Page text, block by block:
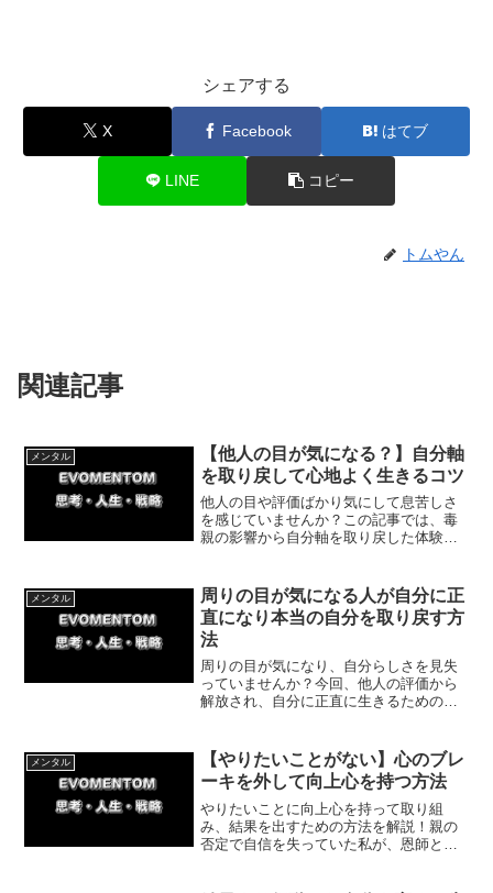
シェアする
X Facebook はてブ
LINE コピー
トムやん
関連記事
メンタル
【他人の目が気になる？】自分軸
を取り戻して心地よく生きるコツ
他人の目や評価ばかり気にして息苦しさ
を感じていませんか？この記事では、毒
親の影響から自分軸を取り戻した体験談
ーチと今日から実践できる簡単な一歩を
解説します。
メンタル
周りの目が気になる人が自分に正
直になり本当の自分を取り戻す方
法
周りの目が気になり、自分らしさを見失
っていませんか？今回、他人の評価から
解放され、自分に正直に生きるための具
の自分」を取り戻す簡単な方法をお届け
します。
メンタル
【やりたいことがない】心のブレ
ーキを外して向上心を持つ方法
やりたいことに向上心を持って取り組
み、結果を出すための方法を解説！親の
否定で自信を失っていた私が、恩師との